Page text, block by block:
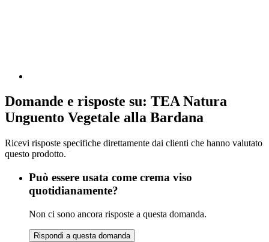
Domande e risposte su: TEA Natura
Unguento Vegetale alla Bardana
Ricevi risposte specifiche direttamente dai clienti che hanno valutato
questo prodotto.
Può essere usata come crema viso
quotidianamente?
Non ci sono ancora risposte a questa domanda.
Rispondi a questa domanda